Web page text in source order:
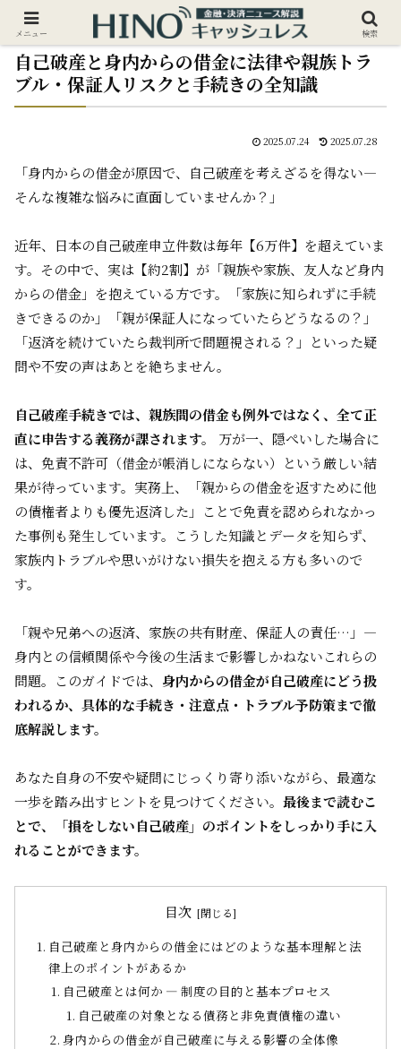
自己破産と身内からの借金に法律や親族トラ
ブル・保証人リスクと手続きの全知識
2025.07.24 2025.07.28
「身内からの借金が原因で、自己破産を考えざるを得ない―
そんな複雑な悩みに直面していませんか？」
近年、日本の自己破産申立件数は毎年【6万件】を超えていま
す。その中で、実は【約2割】が「親族や家族、友人など身内
からの借金」を抱えている方です。「家族に知られずに手続
きできるのか」「親が保証人になっていたらどうなるの？」
「返済を続けていたら裁判所で問題視される？」といった疑
問や不安の声はあとを絶ちません。
自己破産手続きでは、親族間の借金も例外ではなく、全て正
直に申告する義務が課されます。
万が一、隠ぺいした場合に
は、免責不許可（借金が帳消しにならない）という厳しい結
果が待っています。実務上、「親からの借金を返すために他
の債権者よりも優先返済した」ことで免責を認められなかっ
た事例も発生しています。こうした知識とデータを知らず、
家族内トラブルや思いがけない損失を抱える方も多いので
す。
「親や兄弟への返済、家族の共有財産、保証人の責任…」―
身内との信頼関係や今後の生活まで影響しかねないこれらの
問題。このガイドでは、 身内からの借金が自己破産にどう扱
われるか、具体的な手続き・注意点・トラブル予防策まで徹
底解説します。
あなた自身の不安や疑問にじっくり寄り添いながら、最適な
一歩を踏み出すヒントを見つけてください。 最後まで読むこ
とで、「損をしない自己破産」のポイントをしっかり手に入
れることができます。
目次
自己破産と身内からの借金にはどのような基本理解と法
律上のポイントがあるか
自己破産とは何か ― 制度の目的と基本プロセス
自己破産の対象となる債務と非免責債権の違い
身内からの借金が自己破産に与える影響の全体像
メニュー 検索